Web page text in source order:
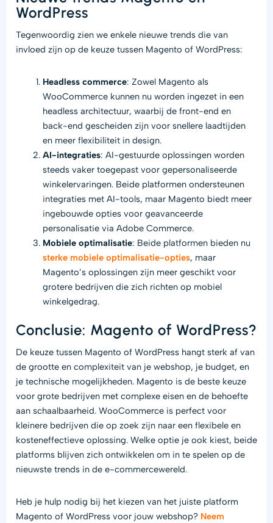
WordPress
Tegenwoordig zien we enkele nieuwe trends die van
invloed zijn op de keuze tussen Magento of WordPress:
Headless commerce: Zowel Magento als
WooCommerce kunnen nu worden ingezet in een
headless architectuur, waarbij de front-end en
back-end gescheiden zijn voor snellere laadtijden
en meer flexibiliteit in design.
AI-integraties: AI-gestuurde oplossingen worden
steeds vaker toegepast voor gepersonaliseerde
winkelervaringen. Beide platformen ondersteunen
integraties met AI-tools, maar Magento biedt meer
ingebouwde opties voor geavanceerde
personalisatie via Adobe Commerce.
Mobiele optimalisatie: Beide platformen bieden nu
sterke mobiele optimalisatie-opties, maar
Magento’s oplossingen zijn meer geschikt voor
grotere bedrijven die zich richten op mobiel
winkelgedrag.
Conclusie: Magento of WordPress?
De keuze tussen Magento of WordPress hangt sterk af van
de grootte en complexiteit van je webshop, je budget, en
je technische mogelijkheden. Magento is de beste keuze
voor grote bedrijven met complexe eisen en de behoefte
aan schaalbaarheid. WooCommerce is perfect voor
kleinere bedrijven die op zoek zijn naar een flexibele en
kosteneffectieve oplossing. Welke optie je ook kiest, beide
platforms blijven zich ontwikkelen om in te spelen op de
nieuwste trends in de e-commercewereld.
Heb je hulp nodig bij het kiezen van het juiste platform
Magento of WordPress voor jouw webshop? Neem